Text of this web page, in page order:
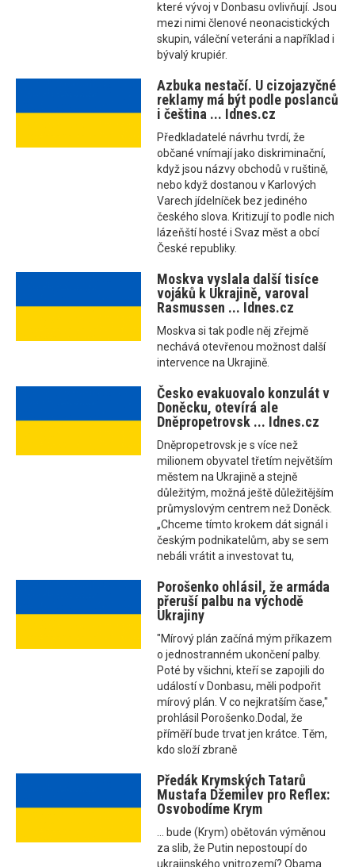
které vývoj v Donbasu ovlivňují. Jsou
mezi nimi členové neonacistických
skupin, váleční veteráni a například i
bývalý krupiér.
Azbuka nestačí. U cizojazyčné
reklamy má být podle poslanců
i čeština ... Idnes.cz
Předkladatelé návrhu tvrdí, že
občané vnímají jako diskriminační,
když jsou názvy obchodů v ruštině,
nebo když dostanou v Karlových
Varech jídelníček bez jediného
českého slova. Kritizují to podle nich
lázeňští hosté i Svaz měst a obcí
České republiky.
Moskva vyslala další tisíce
vojáků k Ukrajině, varoval
Rasmussen ... Idnes.cz
Moskva si tak podle něj zřejmě
nechává otevřenou možnost další
intervence na Ukrajině.
Česko evakuovalo konzulát v
Doněcku, otevírá ale
Dněpropetrovsk ... Idnes.cz
Dněpropetrovsk je s více než
milionem obyvatel třetím největším
městem na Ukrajině a stejně
důležitým, možná ještě důležitějším
průmyslovým centrem než Doněck.
„Chceme tímto krokem dát signál i
českým podnikatelům, aby se sem
nebáli vrátit a investovat tu,
Porošenko ohlásil, že armáda
přeruší palbu na východě
Ukrajiny
"Mírový plán začíná mým příkazem
o jednostranném ukončení palby.
Poté by všichni, kteří se zapojili do
událostí v Donbasu, měli podpořit
mírový plán. V co nejkratším čase,"
prohlásil Porošenko.Dodal, že
příměří bude trvat jen krátce. Těm,
kdo složí zbraně
Předák Krymských Tatarů
Mustafa Džemilev pro Reflex:
Osvobodíme Krym
... bude (Krym) obětován výměnou
za slib, že Putin nepostoupí do
ukrajinského vnitrozemí? Obama